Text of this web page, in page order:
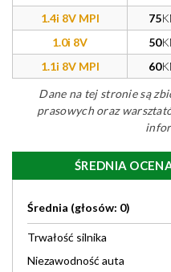
1.4i 8V MPI
75
1.0i 8V
50
1.1i 8V MPI
60
Dane na tej stronie są
prasowych oraz
ŚREDNIA
Średnia (głosów: 0)
Trwałość silnika
Niezawodność auta